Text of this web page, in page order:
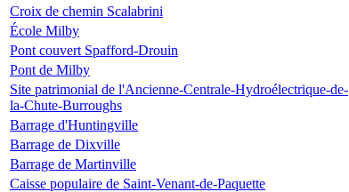
Croix de chemin Scalabrini
École Milby
Pont couvert Spafford-Drouin
Pont de Milby
Site patrimonial de l'Ancienne-Centrale-Hydroélectrique-de-
la-Chute-Burroughs
Barrage d'Huntingville
Barrage de Dixville
Barrage de Martinville
Caisse populaire de Saint-Venant-de-Paquette